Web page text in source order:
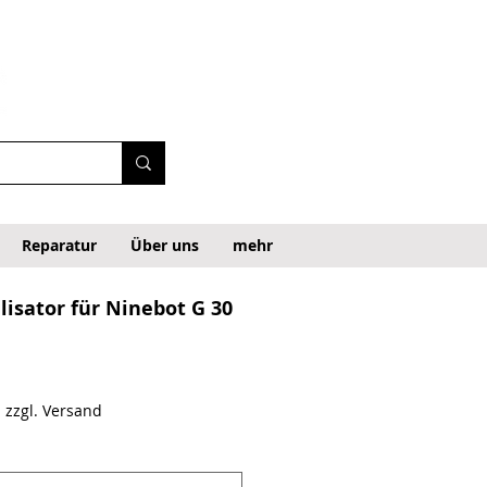
Reparatur Über uns mehr
für Ninebot G 30
zzgl. Versand